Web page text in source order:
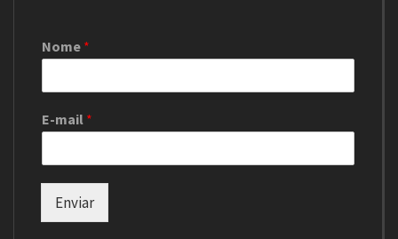
Nome *
E-mail *
Enviar